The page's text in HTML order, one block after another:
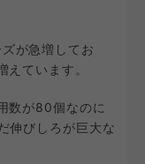
が急増してお
ています。
数が80個なのに
伸びしろが巨大な